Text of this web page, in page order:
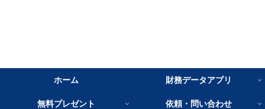
ホーム 財務データアプリ
無料プレゼント 依頼・問い合わせ